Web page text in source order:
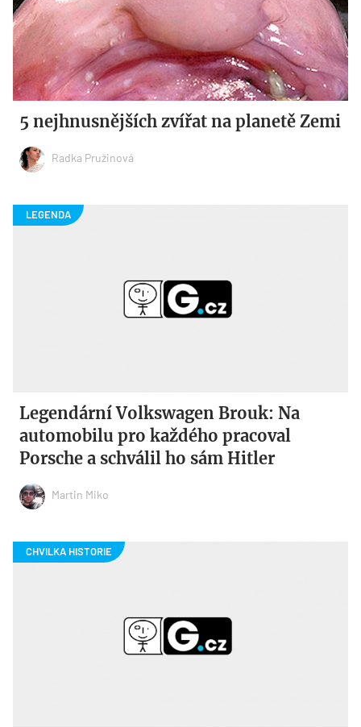
5 nejhnusnějších zvířat na planetě Zemi
Radka Pružinová
Legendární Volkswagen Brouk: Na
automobilu pro každého pracoval
Porsche a schválil ho sám Hitler
Martin Miko